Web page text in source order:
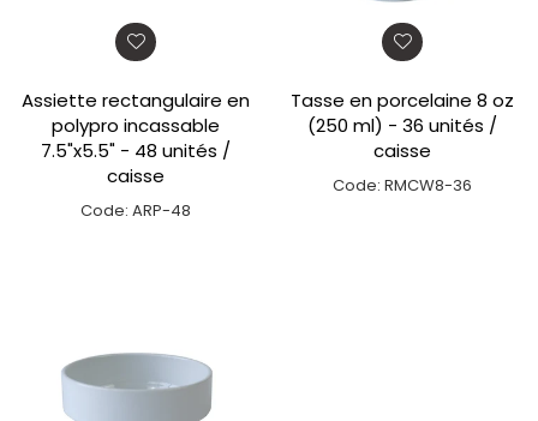
Assiette rectangulaire en
polypro incassable
7.5"x5.5" - 48 unités /
caisse
Code: ARP-48
Tasse en porcelaine 8 oz
(250 ml) - 36 unités /
caisse
Code: RMCW8-36